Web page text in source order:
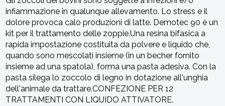
infiammazione in qualunque allevamento. Lo stress e il
dolore provoca calo produzioni di latte. Demotec 90 è un
kit per il trattamento delle zoppie.Una resina bifasica a
rapida impostazione costituita da polvere e liquido che,
quando sono mescolati insieme (in un becher fornito
insieme ad una spatola), forma una pasta adesiva. Con la
pasta silega lo zoccolo di legno in dotazione all'unghia
dell'animale da trattare.CONFEZIONE PER 12
TRATTAMENTI CON LIQUIDO ATTIVATORE.